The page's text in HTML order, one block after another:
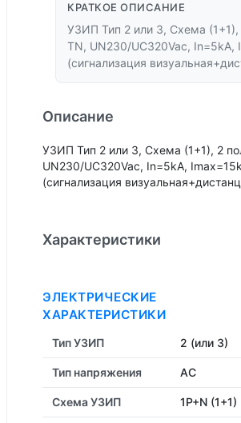
КРАТКОЕ ОПИСАНИЕ
УЗИП Тип 2 или 3, Схема
TN, UN230/UC320Vac, In=5kA,
(сигнализация
Описание
УЗИП Тип 2 или 3, Схема (1+1), 2
UN230/UC320Vac, In=5kA,
(сигнализация
Характеристики
ЭЛЕКТРИЧЕСКИЕ
ХАРАКТЕРИСТИКИ
Тип УЗИП 2 (или 3)
Тип напряжения AC
Схема УЗИП 1P+N (1+1)